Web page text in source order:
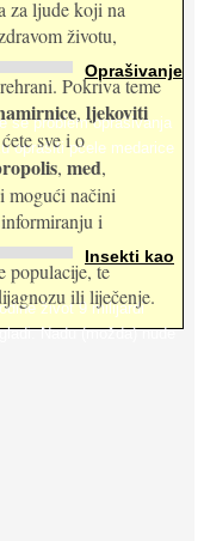
Oprašivanje
se problem oprašivanja
oprašiti pčele medarice
Insekti kao
život 9 milijardi
Nadu (možda) nude
za ljude koji na
životu,
Pokriva teme
, ljekoviti
sve i o
, med,
mogući načini
i
populacije, te
ili liječenje.